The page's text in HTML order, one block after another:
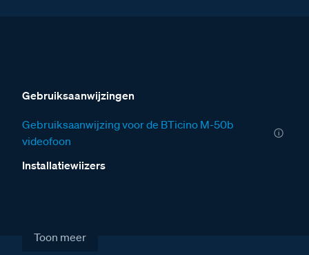
Gebruiksaanwijzingen
Gebruiksaanwijzing voor de BTicino M-50b
videofoon
Installatiewijzers
Installatiewijzer M-50b videofoon
Toon meer